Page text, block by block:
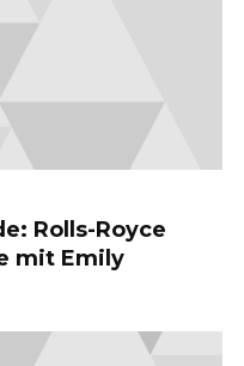
Rolls-Royce
mit Emily